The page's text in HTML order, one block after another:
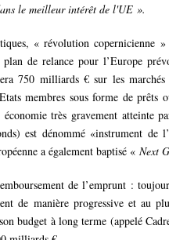
le meilleur intérêt de l'UE ».
« révolution copernicienne »
de relance pour l’Europe
750 milliards € sur les
membres sous forme de prêts
très gravement atteinte
est dénommé «instrument de
a également baptisé « Next
de l’emprunt :
de manière progressive et au
budget à long terme (appelé